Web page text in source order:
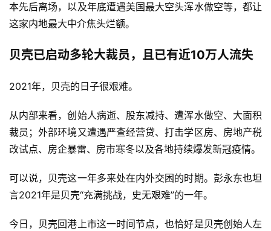
本先后离场，以及年底遭遇美国最大空头浑水做空等，都让
这家内地最大中介焦头烂额。
贝壳已启动多轮大裁员，且已有近10万人流失
2021年，贝壳的日子很艰难。
从内部来看，创始人病逝、股东减持、遭浑水做空、大面积
裁员；外部环境又遭遇严查经营贷、打击学区房、房地产税
改试点、房企暴雷、房市寒冬以及各地持续爆发新冠疫情。
可以说，贝壳这一年多来处在内外交困的时期。彭永东也坦
言2021年是贝壳“充满挑战，史无艰难”的一年。
今日，贝壳回港上市这一时间节点，也恰好是贝壳创始人左